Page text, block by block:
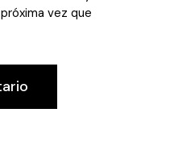
vez que